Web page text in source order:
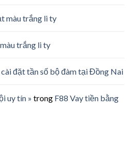
màu trắng li ty
trắng li ty
đặt tần số bộ đàm tại Đồng Nai
uy tín » trong F88 Vay tiền bằng